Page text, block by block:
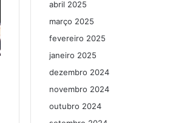
abril 2025
março 2025
fevereiro 2025
janeiro 2025
dezembro 2024
novembro 2024
outubro 2024